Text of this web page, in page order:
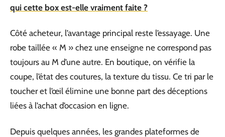
qui cette box est-elle vraiment faite ?
Côté acheteur, l’avantage principal reste l’essayage. Une
robe taillée « M » chez une enseigne ne correspond pas
toujours au M d’une autre. En boutique, on vérifie la
coupe, l’état des coutures, la texture du tissu. Ce tri par le
toucher et l’œil élimine une bonne part des déceptions
liées à l’achat d’occasion en ligne.
Depuis quelques années, les grandes plateformes de